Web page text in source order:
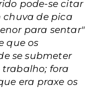
pode-se citar
chuva de pica
para sentar"
que os
se submeter
trabalho; fora
era praxe os